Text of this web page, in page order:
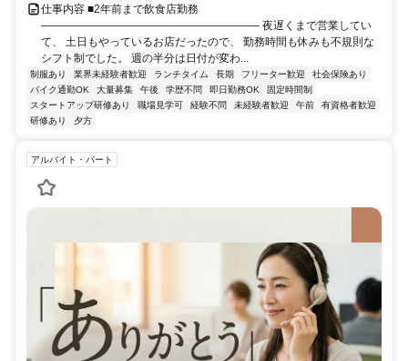
仕事内容 ■2年前まで飲食店勤務
―――――――――――――――――――― 夜遅くまで営業してい
て、 土日もやっているお店だったので、 勤務時間も休みも不規則な
シフト制でした。 週の半分は日付が変わ...
制服あり 業界未経験者歓迎 ランチタイム 長期 フリーター歓迎
社会保険あり
バイク通勤OK
大量募集 午後 学歴不問 即日勤務OK
固定時間制
スタートアップ研修あり
職場見学可 経験不問 未経験者歓迎 午前
有資格者歓迎
研修あり
夕方
アルバイト・パート